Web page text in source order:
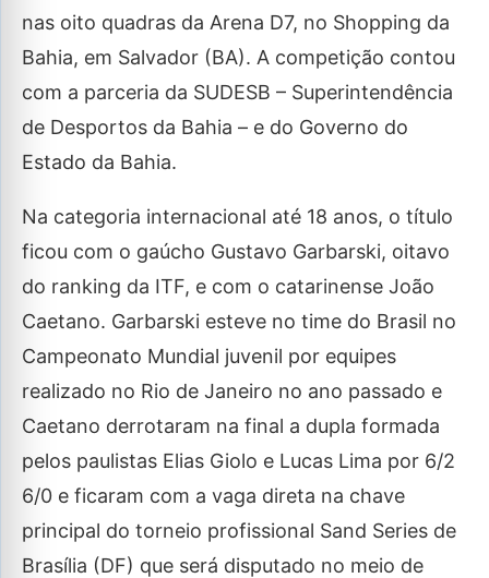
nas oito quadras da Arena D7, no Shopping da
Bahia, em Salvador (BA). A competição contou
com a parceria da SUDESB – Superintendência
de Desportos da Bahia – e do Governo do
Estado da Bahia.
Na categoria internacional até 18 anos, o título
ficou com o gaúcho Gustavo Garbarski, oitavo
do ranking da ITF, e com o catarinense João
Caetano. Garbarski esteve no time do Brasil no
Campeonato Mundial juvenil por equipes
realizado no Rio de Janeiro no ano passado e
Caetano derrotaram na final a dupla formada
pelos paulistas Elias Giolo e Lucas Lima por 6/2
6/0 e ficaram com a vaga direta na chave
principal do torneio profissional Sand Series de
Brasília (DF) que será disputado no meio de